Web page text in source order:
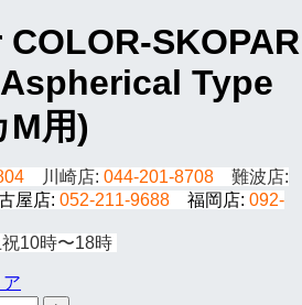
川崎店: 044-201-8708 難波店:
屋店: 052-211-9688 福岡店: 092-
10時〜18時
SKOPAR
Type
M用)
ア